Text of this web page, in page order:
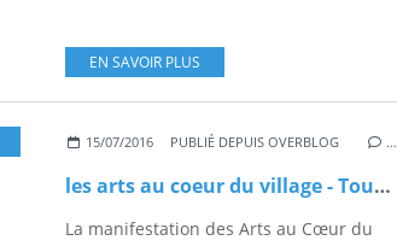
EN SAVOIR PLUS
15/07/2016 PUBLIÉ DEPUIS OVERBLOG …
les arts au coeur du village - Tourettes (83)
La manifestation des Arts au Cœur du